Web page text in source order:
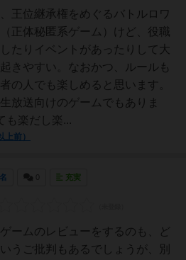
王位継承権をめぐるバトルロワ
正体秘匿系ゲーム）けど、役職
たりイベントがあったりして大
きやすい。なおかつ、ルールも
の人でも楽しめると思います。
放送向けのゲームでもありま
も楽だし楽...
前）
充実
ームのレビューをするのも、ど
うご批判もあるでしょうが、別